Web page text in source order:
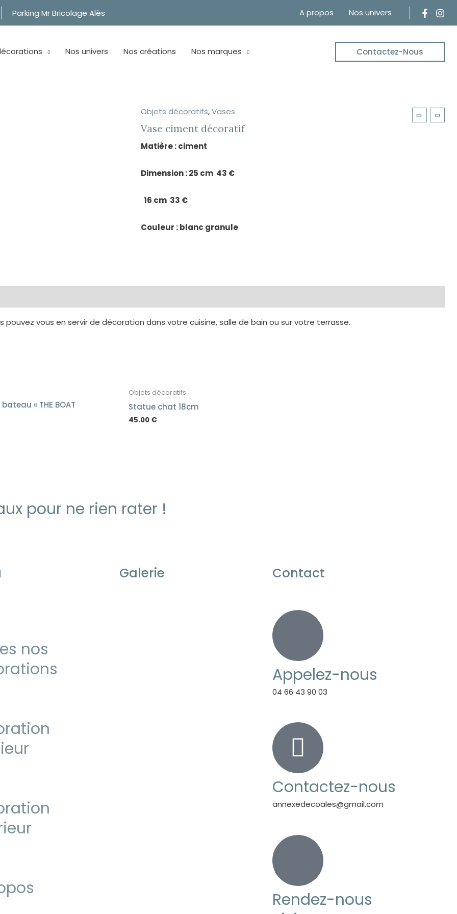
Parking Mr Bricolage Alès A propos Nos univers
Nos univers Nos créations Nos marques Contactez-Nous
Objets décoratifs,Vases
Vase ciment décoratif
Matière : ciment
Dimension : 25 cm 43 €
16 cm 33 €
Couleur : blanc granule
vous en servir de décoration dans votre cuisine, salle de bain ou sur votre terrasse.
« THE BOAT
Objets décoratifs
Statue chat 18cm
45.00 €
pour ne rien rater !
nos
Galerie Contact
Appelez-nous
04 66 43 90 03
Contactez-nous
annexedecoales@gmail.com
Rendez-nous